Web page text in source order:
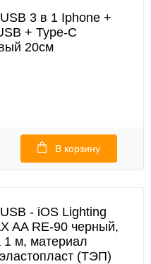
3 в 1 Iphone +
+ Type-C
20см
В корзину
- iOS Lighting
AA RE-90 черный,
1 м, материал
(ТЭП)